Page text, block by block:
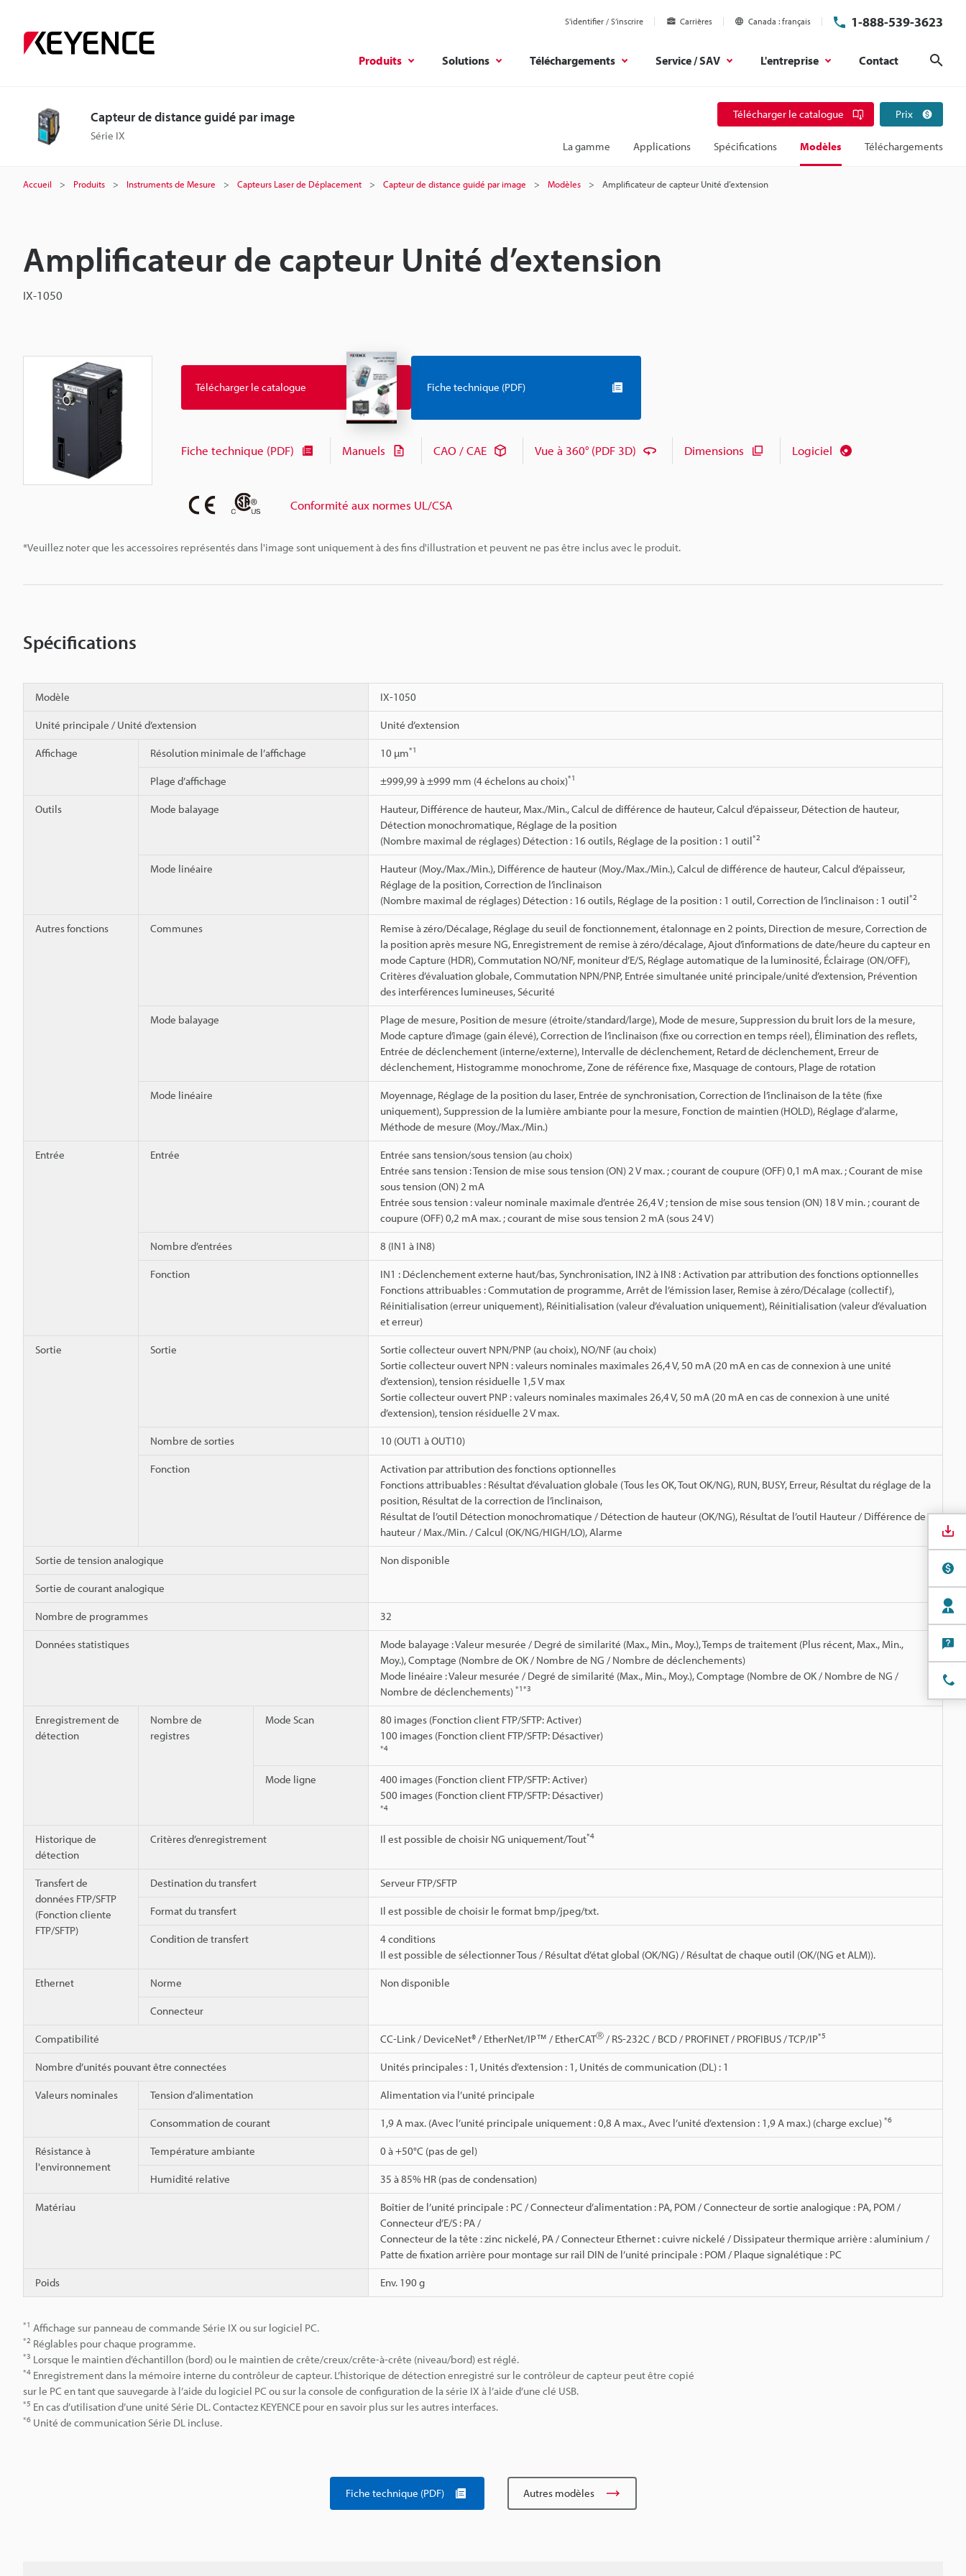
S'identifier / S’inscrire Carrières Canada français 1-888-539-3623
Produits Solutions Téléchargements Service / SAV L'entreprise Contact
Capteur de distance guidé par image
Série IX
Télécharger le catalogue Prix
La gamme Applications Spécifications Modèles Téléchargements
Accueil Produits Instruments de Mesure Capteurs Laser de Déplacement Capteur de distance guidé par image Modèles Amplificateur de capteur Unité d’extension
Amplificateur de capteur Unité d’extension
IX-1050
*Veuillez noter que les accessoires représentés dans l'image sont uniquement à des fins d'illustration et peuvent ne pas être inclus avec le produit.
Télécharger le catalogue Fiche technique (PDF)
Fiche technique (PDF) Manuels CAO / CAE Vue à 360° (PDF 3D) Dimensions Logiciel
Conformité aux normes UL/CSA
Spécifications
Modèle IX-1050
Unité principale / Unité d’extension Unité d’extension
Affichage Résolution minimale de l’affichage 10 µm*1
Plage d’affichage ±999,99 à ±999 mm (4 échelons au choix)*1
Outils Mode balayage
Hauteur, Différence de hauteur, Max./Min., Calcul de différence de hauteur, Calcul d’épaisseur, Détection de hauteur,
Détection monochromatique, Réglage de la position
(Nombre maximal de réglages) Détection : 16 outils, Réglage de la position : 1 outil*2
Mode linéaire
Hauteur (Moy./Max./Min.), Différence de hauteur (Moy./Max./Min.), Calcul de différence de hauteur, Calcul d’épaisseur,
Réglage de la position, Correction de l’inclinaison
(Nombre maximal de réglages) Détection : 16 outils, Réglage de la position : 1 outil, Correction de l’inclinaison : 1 outil*2
Autres fonctions Communes
Remise à zéro/Décalage, Réglage du seuil de fonctionnement, étalonnage en 2 points, Direction de mesure, Correction de
la position après mesure NG, Enregistrement de remise à zéro/décalage, Ajout d’informations de date/heure du capteur en
mode Capture (HDR), Commutation NO/NF, moniteur d’E/S, Réglage automatique de la luminosité, Éclairage (ON/OFF),
Critères d’évaluation globale, Commutation NPN/PNP, Entrée simultanée unité principale/unité d’extension, Prévention
des interférences lumineuses, Sécurité
Mode balayage
Plage de mesure, Position de mesure (étroite/standard/large), Mode de mesure, Suppression du bruit lors de la mesure,
Mode capture d’image (gain élevé), Correction de l’inclinaison (fixe ou correction en temps réel), Élimination des reflets,
Entrée de déclenchement (interne/externe), Intervalle de déclenchement, Retard de déclenchement, Erreur de
déclenchement, Histogramme monochrome, Zone de référence fixe, Masquage de contours, Plage de rotation
Mode linéaire
Moyennage, Réglage de la position du laser, Entrée de synchronisation, Correction de l’inclinaison de la tête (fixe
uniquement), Suppression de la lumière ambiante pour la mesure, Fonction de maintien (HOLD), Réglage d’alarme,
Méthode de mesure (Moy./Max./Min.)
Entrée Entrée
Entrée sans tension/sous tension (au choix)
Entrée sans tension : Tension de mise sous tension (ON) 2 V max. ; courant de coupure (OFF) 0,1 mA max. ; Courant de mise
sous tension (ON) 2 mA
Entrée sous tension : valeur nominale maximale d’entrée 26,4 V ; tension de mise sous tension (ON) 18 V min. ; courant de
coupure (OFF) 0,2 mA max. ; courant de mise sous tension 2 mA (sous 24 V)
Nombre d’entrées 8 (IN1 à IN8)
Fonction
IN1 : Déclenchement externe haut/bas, Synchronisation, IN2 à IN8 : Activation par attribution des fonctions optionnelles
Fonctions attribuables : Commutation de programme, Arrêt de l’émission laser, Remise à zéro/Décalage (collectif),
Réinitialisation (erreur uniquement), Réinitialisation (valeur d’évaluation uniquement), Réinitialisation (valeur d’évaluation
et erreur)
Sortie Sortie
Sortie collecteur ouvert NPN/PNP (au choix), NO/NF (au choix)
Sortie collecteur ouvert NPN : valeurs nominales maximales 26,4 V, 50 mA (20 mA en cas de connexion à une unité
d’extension), tension résiduelle 1,5 V max
Sortie collecteur ouvert PNP : valeurs nominales maximales 26,4 V, 50 mA (20 mA en cas de connexion à une unité
d’extension), tension résiduelle 2 V max.
Nombre de sorties 10 (OUT1 à OUT10)
Fonction
Activation par attribution des fonctions optionnelles
Fonctions attribuables : Résultat d’évaluation globale (Tous les OK, Tout OK/NG), RUN, BUSY, Erreur, Résultat du réglage de la
position, Résultat de la correction de l’inclinaison,
Résultat de l’outil Détection monochromatique / Détection de hauteur (OK/NG), Résultat de l’outil Hauteur / Différence de
hauteur / Max./Min. / Calcul (OK/NG/HIGH/LO), Alarme
Sortie de tension analogique Non disponible
Sortie de courant analogique
Nombre de programmes 32
Données statistiques
Mode balayage : Valeur mesurée / Degré de similarité (Max., Min., Moy.), Temps de traitement (Plus récent, Max., Min.,
Moy.), Comptage (Nombre de OK / Nombre de NG / Nombre de déclenchements)
Mode linéaire : Valeur mesurée / Degré de similarité (Max., Min., Moy.), Comptage (Nombre de OK / Nombre de NG /
Nombre de déclenchements) *1*3
Enregistrement de
détection
Nombre de
registres
Mode Scan
80 images (Fonction client FTP/SFTP: Activer)
100 images (Fonction client FTP/SFTP: Désactiver)
*4
Mode ligne
400 images (Fonction client FTP/SFTP: Activer)
500 images (Fonction client FTP/SFTP: Désactiver)
*4
Historique de
détection
Critères d’enregistrement Il est possible de choisir NG uniquement/Tout*4
Transfert de
données FTP/SFTP
(Fonction cliente
FTP/SFTP)
Destination du transfert Serveur FTP/SFTP
Format du transfert Il est possible de choisir le format bmp/jpeg/txt.
Condition de transfert
4 conditions
Il est possible de sélectionner Tous / Résultat d’état global (OK/NG) / Résultat de chaque outil (OK/(NG et ALM)).
Ethernet Norme Non disponible
Connecteur
Compatibilité CC-Link / DeviceNet® / EtherNet/IP™ / EtherCATⓇ / RS-232C / BCD / PROFINET / PROFIBUS / TCP/IP*5
Nombre d’unités pouvant être connectées Unités principales : 1, Unités d’extension : 1, Unités de communication (DL) : 1
Valeurs nominales Tension d’alimentation Alimentation via l’unité principale
Consommation de courant 1,9 A max. (Avec l’unité principale uniquement : 0,8 A max., Avec l’unité d’extension : 1,9 A max.) (charge exclue) *6
Résistance à
l'environnement
Température ambiante 0 à +50°C (pas de gel)
Humidité relative 35 à 85% HR (pas de condensation)
Matériau
Boîtier de l’unité principale : PC / Connecteur d’alimentation : PA, POM / Connecteur de sortie analogique : PA, POM /
Connecteur d’E/S : PA /
Connecteur de la tête : zinc nickelé, PA / Connecteur Ethernet : cuivre nickelé / Dissipateur thermique arrière : aluminium /
Patte de fixation arrière pour montage sur rail DIN de l’unité principale : POM / Plaque signalétique : PC
Poids Env. 190 g
*1 Affichage sur panneau de commande Série IX ou sur logiciel PC.
*2 Réglables pour chaque programme.
*3 Lorsque le maintien d’échantillon (bord) ou le maintien de crête/creux/crête-à-crête (niveau/bord) est réglé.
*4 Enregistrement dans la mémoire interne du contrôleur de capteur. L’historique de détection enregistré sur le contrôleur de capteur peut être copié
sur le PC en tant que sauvegarde à l’aide du logiciel PC ou sur la console de configuration de la série IX à l’aide d’une clé USB.
*5 En cas d’utilisation d’une unité Série DL. Contactez KEYENCE pour en savoir plus sur les autres interfaces.
*6 Unité de communication Série DL incluse.
Fiche technique (PDF) Autres modèles